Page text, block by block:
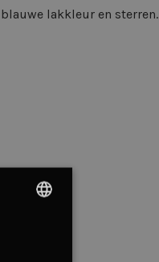
lakkleur en sterren.